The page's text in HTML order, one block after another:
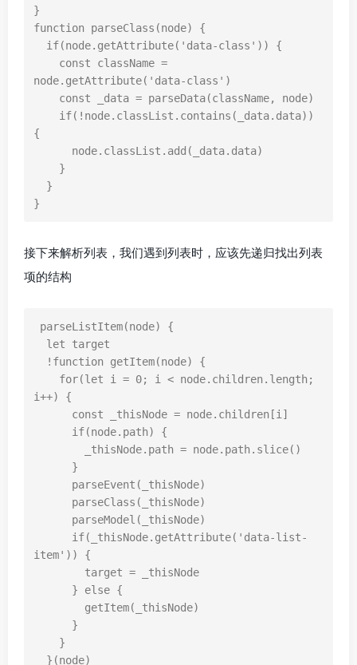
}
function parseClass (node)
{
if(node. getAttribute( 'data-class' ))
{
const
className =
node. getAttribute( 'data-class' )
const
_data = parseData(className, node)
if( ! node. classList . contains ( _data. data))
{
node. classList . add ( _data. data)
}
}
}
接下来解析列表，我们遇到列表时，应该先递归找出列表
项的结构
parseListItem(node)
{
let
target
! function getItem(node)
{
for(let i = 0; i < node. children. length;
i++)
{
const
_thisNode = node. children [i ]
if(node. path)
{
_thisNode. path = node. path. slice()
}
parseEvent ( _thisNode)
parseClass ( _thisNode)
parseModel ( _thisNode)
if( _thisNode. getAttribute( 'data-list-
item' ))
{
target =
_thisNode
}
else {
getItem( _thisNode)
}
}
}(node)